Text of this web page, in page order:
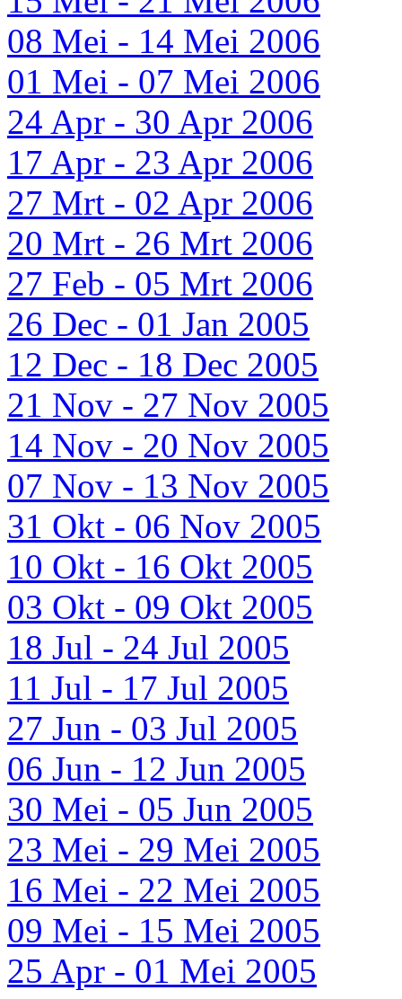
08 Mei - 14 Mei 2006
01 Mei - 07 Mei 2006
24 Apr - 30 Apr 2006
17 Apr - 23 Apr 2006
27 Mrt - 02 Apr 2006
20 Mrt - 26 Mrt 2006
27 Feb - 05 Mrt 2006
26 Dec - 01 Jan 2005
12 Dec - 18 Dec 2005
21 Nov - 27 Nov 2005
14 Nov - 20 Nov 2005
07 Nov - 13 Nov 2005
31 Okt - 06 Nov 2005
10 Okt - 16 Okt 2005
03 Okt - 09 Okt 2005
18 Jul - 24 Jul 2005
11 Jul - 17 Jul 2005
27 Jun - 03 Jul 2005
06 Jun - 12 Jun 2005
30 Mei - 05 Jun 2005
23 Mei - 29 Mei 2005
16 Mei - 22 Mei 2005
09 Mei - 15 Mei 2005
25 Apr - 01 Mei 2005